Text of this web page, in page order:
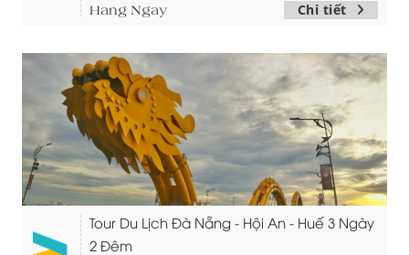
Hang Ngay Chi tiết
Tour Du Lịch Đà Nẵng - Hội An - Huế 3 Ngày
2 Đêm